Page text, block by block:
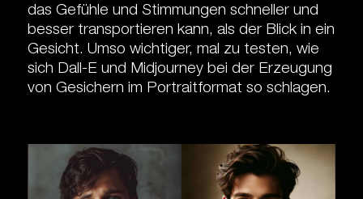
das Gefühle und Stimmungen schneller und
besser transportieren kann, als der Blick in ein
Gesicht. Umso wichtiger, mal zu testen, wie
sich Dall-E und Midjourney bei der Erzeugung
von Gesichern im Portraitformat so schlagen.